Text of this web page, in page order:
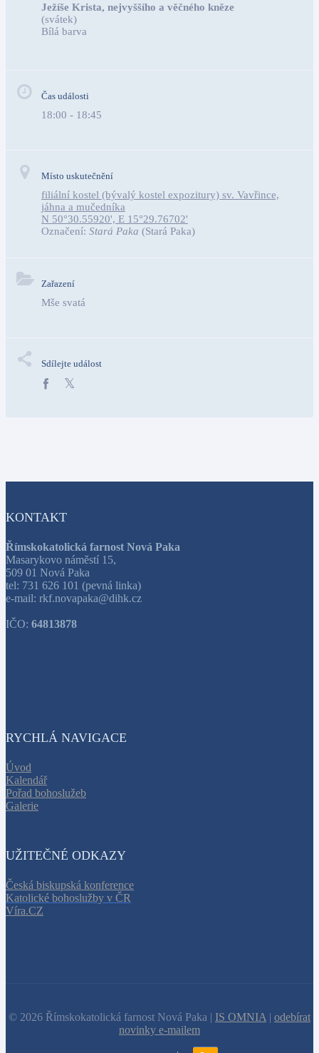
Ježíše Krista, nejvyššího a věčného kněze
(svátek)
Bílá barva
Čas události
18:00 - 18:45
Místo uskutečnění
filiální kostel (bývalý kostel expozitury) sv. Vavřince,
jáhna a mučedníka
N 50°30.55920', E 15°29.76702'
Označení: Stará Paka (Stará Paka)
Zařazení
Mše svatá
Sdílejte událost
KONTAKT
Římskokatolická farnost Nová Paka
Masarykovo náměstí 15,
509 01 Nová Paka
tel: 731 626 101 (pevná linka)
e-mail: rkf.novapaka@dihk.cz
IČO: 64813878
RYCHLÁ NAVIGACE
Úvod
Kalendář
Pořad bohoslužeb
Galerie
UŽITEČNÉ ODKAZY
Česká biskupská konference
Katolické bohoslužby v ČR
Víra.CZ
© 2026 Římskokatolická farnost Nová Paka | IS OMNIA | odebírat
novinky e-mailem